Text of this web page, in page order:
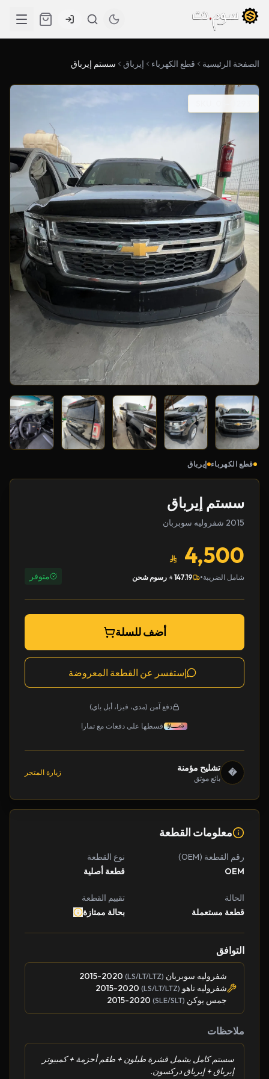
الصفحة الرئيسية قطع الكهرباء إيرباق سستم إيرباق
قطع الكهرباء إيرباق
سستم إيرباق
2015 شفروليه سوبربان
4,500
شامل الضريبة•
147.19 رسوم شحن متوفر
أضف للسلة
إستفسر عن القطعة المعروضة
دفع آمن (مدى، فيزا، أبل باي)
قسطها على دفعات مع تمارا
� تشليح مؤمنة
بائع موثق
زيارة المتجر
معلومات القطعة
رقم القطعة (OEM)
OEM
نوع القطعة
قطعة أصلية
الحالة
قطعة مستعملة
تقييم القطعة
بحالة ممتازة
التوافق
شفروليه سوبربان (LS/LT/LTZ)
شفروليه تاهو (LS/LT/LTZ)
جمس يوكن (SLE/SLT)
ملاحظات
سستم كامل يشمل قشرة طبلون + طقم أحزمة + كمبيوتر
إيرباق + إيرباق دركسون.